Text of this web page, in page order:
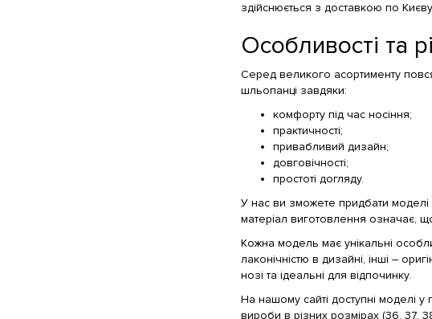
здійснюється з доставкою по
Особливості та
Серед великого асортименту
шльопанці завдяки:
комфорту під час носіння;
практичності;
привабливий дизайн;
довговічності;
простоті догляду.
У нас ви зможете придбати
матеріал виготовлення означає,
Кожна модель має унікальні
лаконічністю в дизайні, інші –
нозі та ідеальні для відпочинку.
На нашому сайті доступні моделі
вироби в різних розмірах (36, 37,